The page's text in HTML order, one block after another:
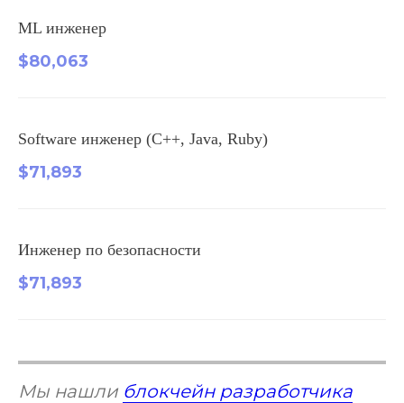
ML инженер
$80,063
Software инженер (C++, Java, Ruby)
$71,893
Инженер по безопасности
$71,893
Мы нашли блокчейн разработчика